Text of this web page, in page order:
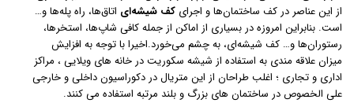
از این عناصر در کف ساختمان‌ها و اجرای کف شیشه‌ای اتاق‌ها، راه پله‌ها و…
است. بنابراین امروزه در بسیاری از اماکن از جمله کافی شاپ‌ها، استخرها،
رستوران‌ها و… کف شیشه‌ای، به چشم می‌خورد.اخیرا با توجه به افزایش
میزان علاقه مندی به استفاده از شیشه سکوریت در خانه های ویلایی ، مراکز
اداری و تجاری ؛ اغلب طراحان از این متریال در دکوراسیون داخلی و خارجی
علی الخصوص در ساختمان های بزرگ و بلند مرتبه استفاده می کنند.